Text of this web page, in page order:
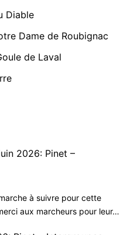
Diable
Dame de Roubignac
de Laval
2026: Pinet –
à suivre pour cette
aux marcheurs pour leur…